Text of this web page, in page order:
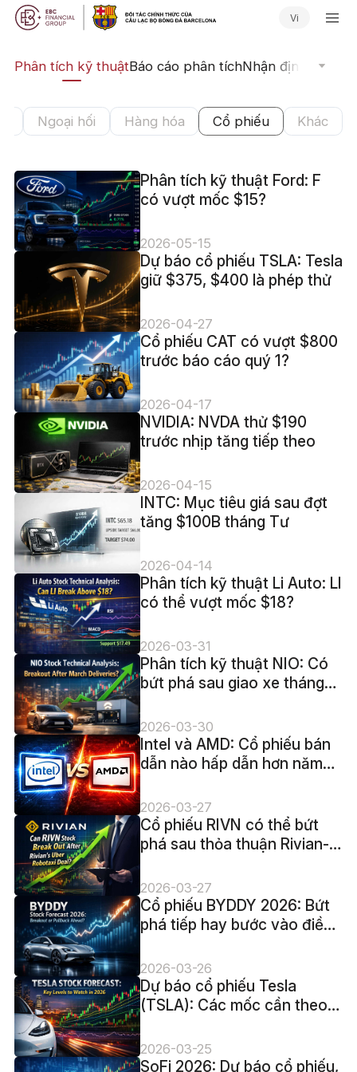
Vi
Phân tích kỹ thuậtBáo cáo phân tíchNhận định Thị
Ngoại hối Hàng hóa Cổ phiếu Khác
Phân tích kỹ thuật Ford: F
có vượt mốc $15?
2026-05-15
Dự báo cổ phiếu TSLA: Tesla
giữ $375, $400 là phép thử
2026-04-27
Cổ phiếu CAT có vượt $800
trước báo cáo quý 1?
2026-04-17
NVIDIA: NVDA thử $190
trước nhịp tăng tiếp theo
2026-04-15
INTC: Mục tiêu giá sau đợt
tăng $100B tháng Tư
2026-04-14
Phân tích kỹ thuật Li Auto: LI
có thể vượt mốc $18?
2026-03-31
Phân tích kỹ thuật NIO: Có
bứt phá sau giao xe tháng
2026-03-30
Intel và AMD: Cổ phiếu bán
dẫn nào hấp dẫn hơn năm
2026?
2026-03-27
Cổ phiếu RIVN có thể bứt
phá sau thỏa thuận Rivian-
Uber?
2026-03-27
Cổ phiếu BYDDY 2026: Bứt
phá tiếp hay bước vào điều
2026-03-26
Dự báo cổ phiếu Tesla
(TSLA): Các mốc cần theo
dõi năm 2026
2026-03-25
SoFi 2026: Dự báo cổ phiếu,